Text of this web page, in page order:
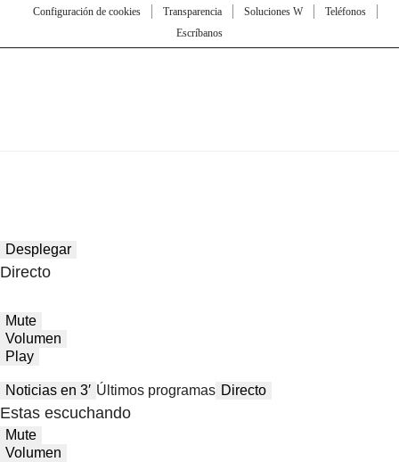
Configuración de cookies
Transparencia Soluciones W
Teléfonos
Escríbanos
Desplegar
Directo
Mute
Volumen
Play
Noticias en 3′ Últimos programas Directo
Estas escuchando
Mute
Volumen